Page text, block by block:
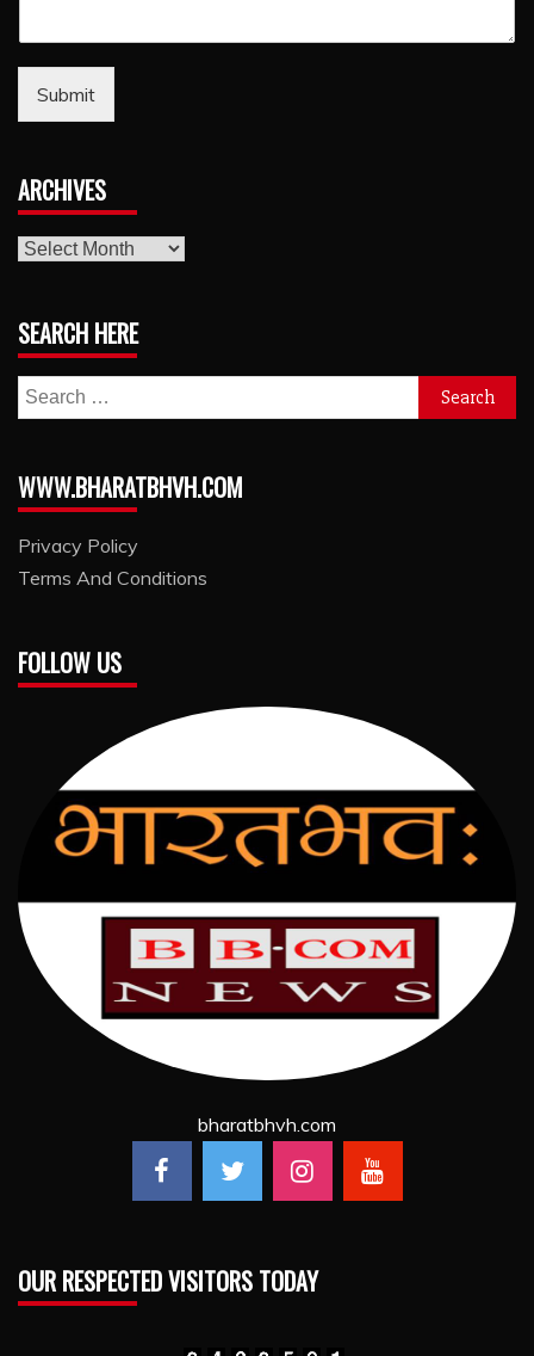
Submit
ARCHIVES
archives
SEARCH HERE
Search
for:
WWW.BHARATBHVH.COM
Privacy Policy
Terms And Conditions
FOLLOW US
bharatbhvh.com
OUR RESPECTED VISITORS TODAY